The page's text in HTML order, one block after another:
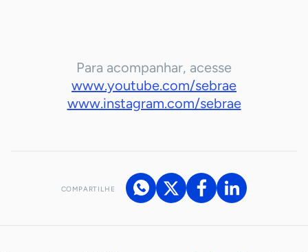
Para acompanhar, acesse
www.youtube.com/sebrae
www.instagram.com/sebrae
COMPARTILHE